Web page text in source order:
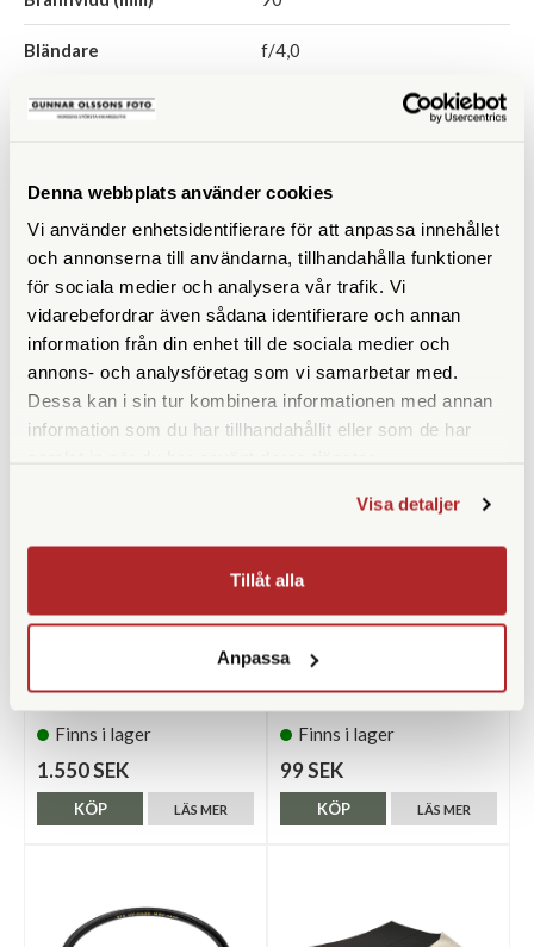
Denna webbplats använder cookies
Vi använder enhetsidentifierare för att anpassa innehållet
och annonserna till användarna, tillhandahålla funktioner
för sociala medier och analysera vår trafik. Vi
vidarebefordrar även sådana identifierare och annan
information från din enhet till de sociala medier och
annons- och analysföretag som vi samarbetar med.
Dessa kan i sin tur kombinera informationen med annan
information som du har tillhandahållit eller som de har
Visa detaljer
Tillåt alla
Anpassa
Bländare f/4,0
Filtergänga (mm)
Mått (mm) 59 x 52
ANDRA KÖPTE ÄVEN
Finns i lager
1.550 SEK
LÄS MER
KÖP
Leica
Finns i lager
99 SEK
LÄS MER
KÖP